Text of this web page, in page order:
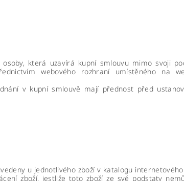
která uzavírá kupní smlouvu mimo svoji
webového rozhraní umístěného na
v kupní smlouvě mají přednost před
u jednotlivého zboží v katalogu
zboží, jestliže toto zboží ze své podstaty